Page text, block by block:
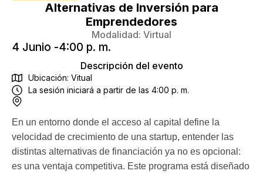
Alternativas de Inversión para
Emprendedores
Modalidad: Virtual
4 Junio -4:00 p. m.
Descripción del evento
Ubicación: Vitual
La sesión iniciará a partir de las 4:00 p. m.
En un entorno donde el acceso al capital define la
velocidad de crecimiento de una startup, entender las
distintas alternativas de financiación ya no es opcional:
es una ventaja competitiva. Este programa está diseñado